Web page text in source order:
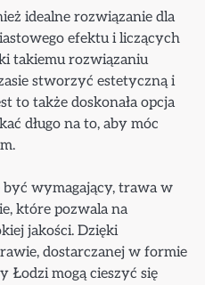
idealne rozwiązanie dla
efektu i liczących
takiemu rozwiązaniu
stworzyć estetyczną i
to także doskonała opcja
długo na to, aby móc
wymagający, trawa w
które pozwala na
jakości. Dzięki
dostarczanej w formie
Łodzi mogą cieszyć się